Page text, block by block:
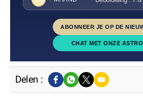
ABONNEER JE OP DE
CHAT MET ONZE
Delen :